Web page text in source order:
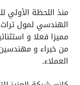
منذ اللحظة
الهندسي لمول تراث
مميزا فعلا و
من خبراء و
العملاء.